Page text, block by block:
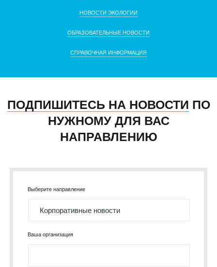
НОВОСТИ ЭКОЛОГИИ
ОБРАЗОВАТЕЛЬНЫЕ НОВОСТИ
СПРАВОЧНАЯ ИНФОРМАЦИЯ
ПОДПИШИТЕСЬ НА НОВОСТИ ПО
НУЖНОМУ ДЛЯ ВАС
НАПРАВЛЕНИЮ
Выберите направление
Ваша организация